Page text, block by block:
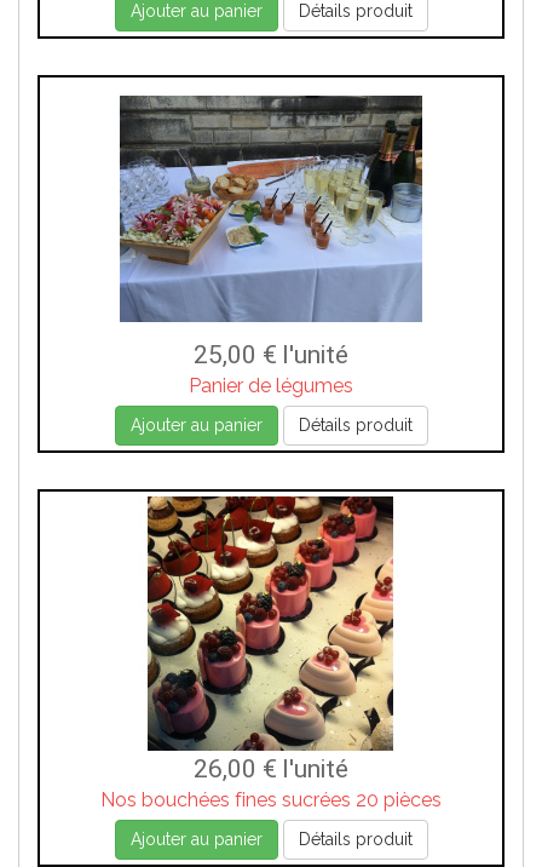
Ajouter au panier Détails produit
25,00 € l'unité
Panier de légumes
Ajouter au panier Détails produit
26,00 € l'unité
Nos bouchées fines sucrées 20 pièces
Ajouter au panier Détails produit